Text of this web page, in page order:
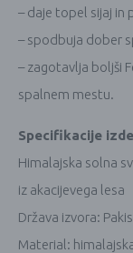
– daje topel sijaj in
– spodbuja dober
– zagotavlja boljši
spalnem mestu.
Specifikacije
Himalajska solna
iz akacijevega lesa
Država izvora:
Material: